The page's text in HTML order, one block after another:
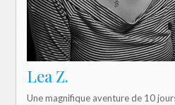
Lea Z.
Une magnifique aventure de 10